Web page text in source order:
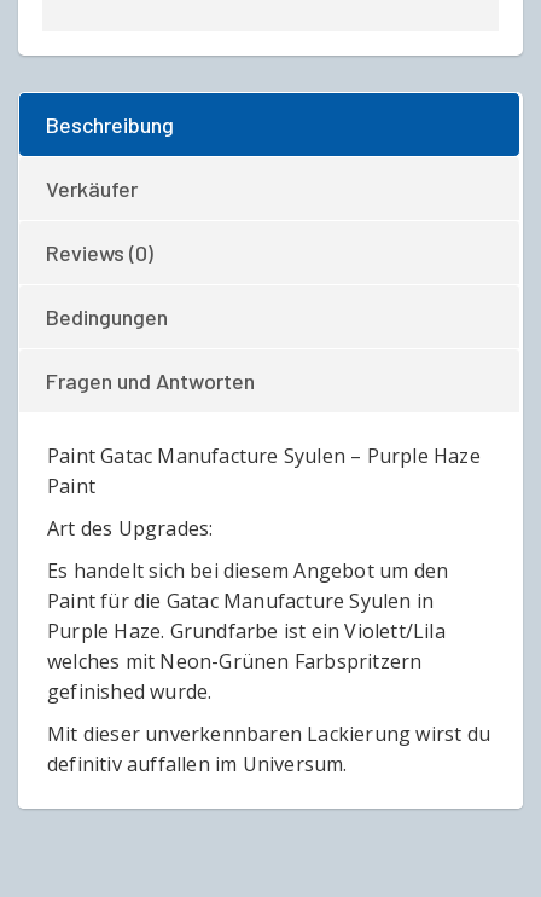
Beschreibung
Verkäufer
Reviews (0)
Bedingungen
Fragen und Antworten
Paint Gatac Manufacture Syulen – Purple Haze
Paint
Art des Upgrades:
Es handelt sich bei diesem Angebot um den
Paint für die Gatac Manufacture Syulen in
Purple Haze. Grundfarbe ist ein Violett/Lila
welches mit Neon-Grünen Farbspritzern
gefinished wurde.
Mit dieser unverkennbaren Lackierung wirst du
definitiv auffallen im Universum.